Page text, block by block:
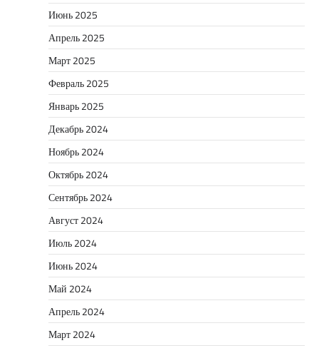
Июнь 2025
Апрель 2025
Март 2025
Февраль 2025
Январь 2025
Декабрь 2024
Ноябрь 2024
Октябрь 2024
Сентябрь 2024
Август 2024
Июль 2024
Июнь 2024
Май 2024
Апрель 2024
Март 2024